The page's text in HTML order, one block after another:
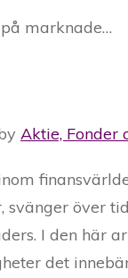
Vad är volatilitet på marknaden? En djupdykning i risk och möjligheter
Aktie, Fonder
över
I den här
det